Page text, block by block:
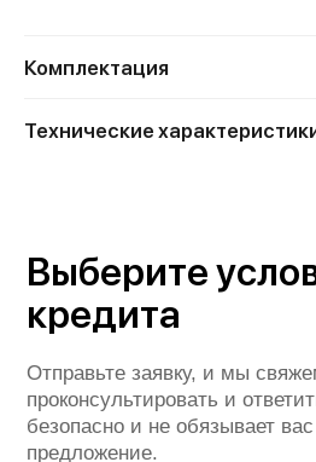
Комплектация
Технические
Отправьте заявку, и мы
проконсультировать и
безопасно и не обязывает
предложение.
Выберите
кредита
Оформить заявку
Срок кредита
6 лет
0 ₽